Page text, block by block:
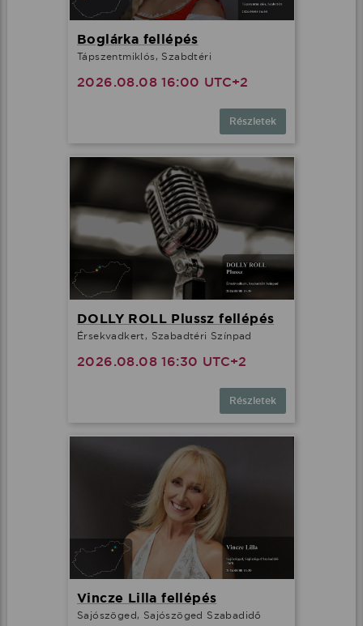
Boglárka fellépés
Tápszentmiklós, Szabdtéri
2026.08.08 16:00 UTC+2
Részletek
DOLLY ROLL Plussz fellépés
Érsekvadkert, Szabadtéri Színpad
2026.08.08 16:30 UTC+2
Részletek
Vincze Lilla fellépés
Sajószöged, Sajószöged Szabadidő